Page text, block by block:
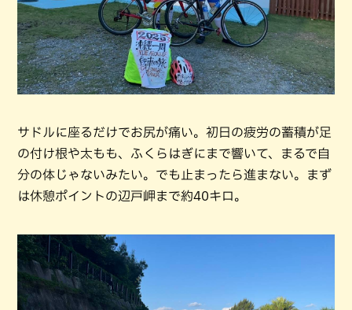
サドルに座るだけでお尻が痛い。初日の疲労の蓄積が足
の付け根や太もも、ふくらはぎにまで響いて、まるで自
分の体じゃないみたい。でも止まったら進まない。まず
は休憩ポイントの辺戸岬まで約40キロ。